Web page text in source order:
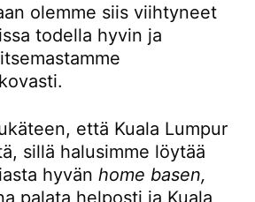
olemme siis viihtyneet
todella hyvin ja
että Kuala Lumpur
sillä halusimme löytää
hyvän home basen,
palata helposti ja Kuala